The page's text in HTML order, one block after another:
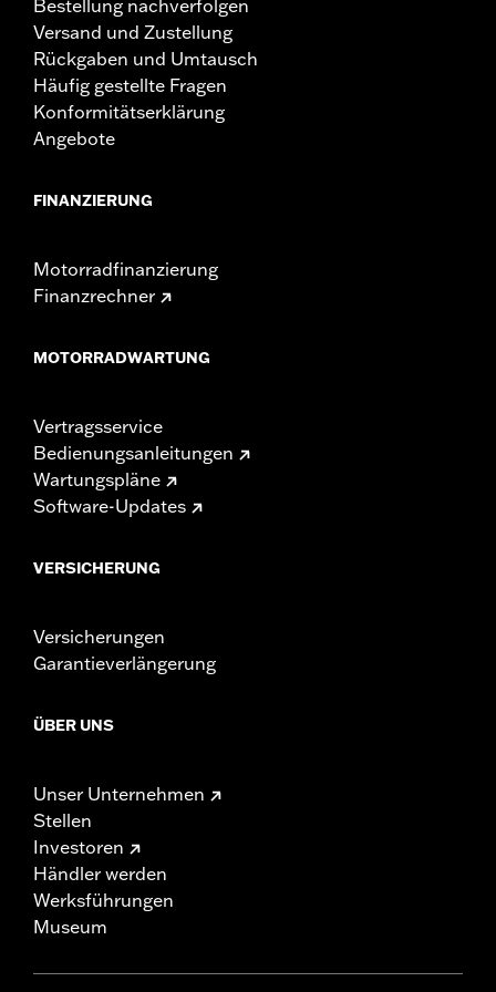
Bestellung nachverfolgen
Versand und Zustellung
Rückgaben und Umtausch
Häufig gestellte Fragen
Konformitätserklärung
Angebote
FINANZIERUNG
Motorradfinanzierung
Finanzrechner
MOTORRADWARTUNG
Vertragsservice
Bedienungsanleitungen
Wartungspläne
Software-Updates
VERSICHERUNG
Versicherungen
Garantieverlängerung
ÜBER UNS
Unser Unternehmen
Stellen
Investoren
Händler werden
Werksführungen
Museum